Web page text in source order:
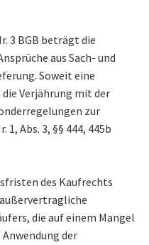
3 BGB beträgt die
aus Sach- und
Soweit eine
Verjährung mit der
zur
1, Abs. 3, §§ 444, 445b
des Kaufrechts
die auf einem Mangel
Anwendung der